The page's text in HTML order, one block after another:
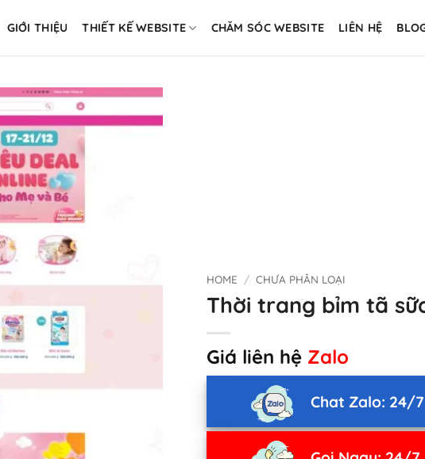
GIỚI THIỆU THIẾT KẾ WEBSITE CHĂM SÓC WEBSITE LIÊN HỆ
HOME / CHƯA PHÂN LOẠI
Thời trang bỉm tã
Giá liên hệ Zalo
Chat Zalo: 24/7